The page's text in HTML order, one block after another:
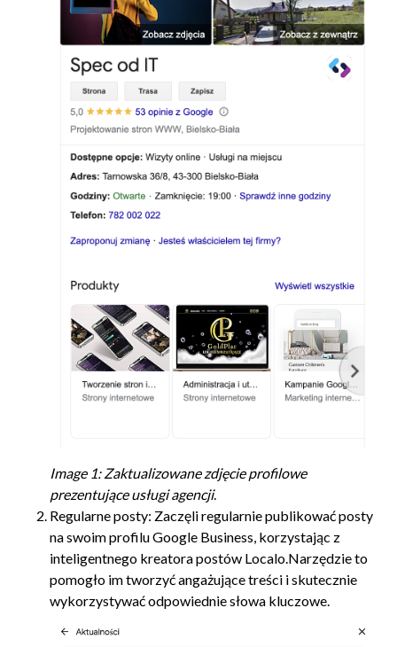
Image 1: Zaktualizowane zdjęcie profilowe
prezentujące usługi agencji.
Regularne posty: Zaczęli regularnie publikować posty
na swoim profilu Google Business, korzystając z
inteligentnego kreatora postów Localo.Narzędzie to
pomogło im tworzyć angażujące treści i skutecznie
wykorzystywać odpowiednie słowa kluczowe.